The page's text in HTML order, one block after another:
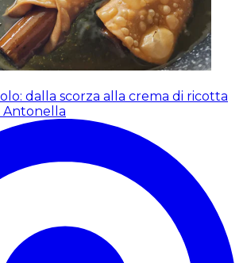
dalla scorza alla crema di ricotta
Antonella